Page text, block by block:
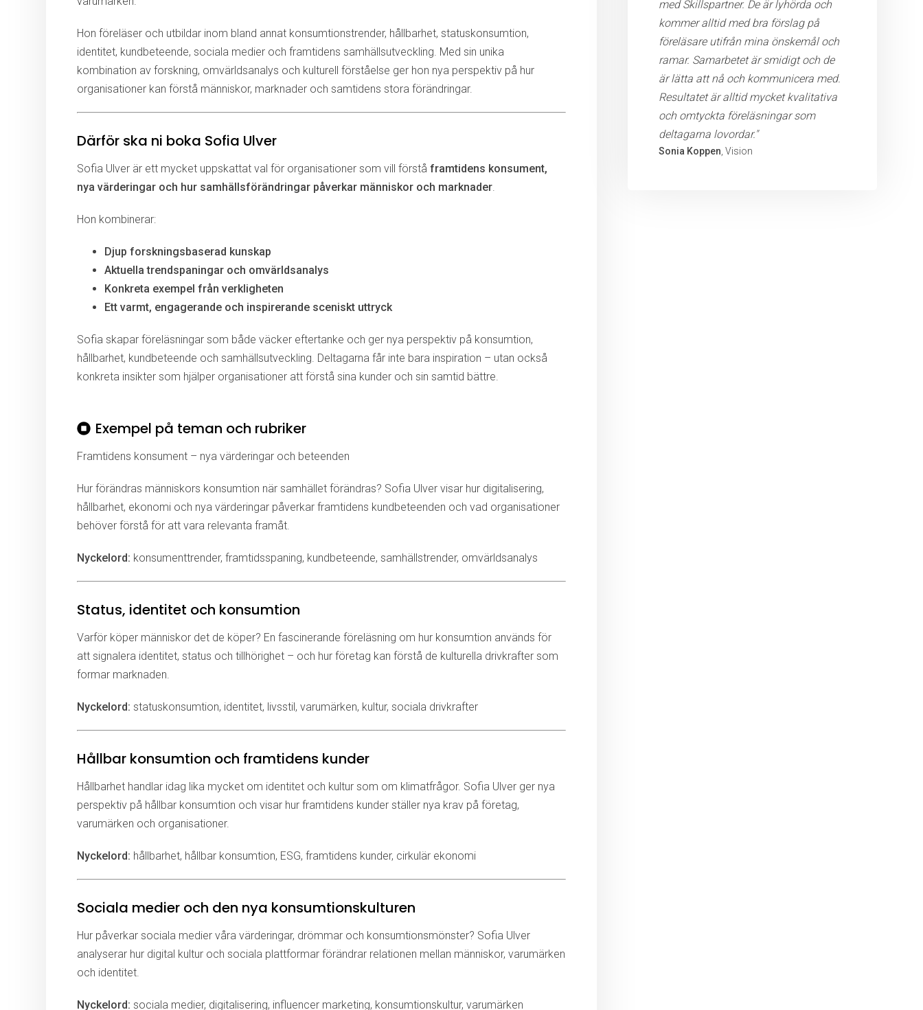
Hon föreläser och utbildar inom bland annat konsumtionstrender, hållbarhet, statuskonsumtion,
identitet, kundbeteende, sociala medier och framtidens samhällsutveckling. Med sin unika
kombination av forskning, omvärldsanalys och kulturell förståelse ger hon nya perspektiv på hur
organisationer kan förstå människor, marknader och samtidens stora förändringar.
Därför ska ni boka Sofia Ulver
Sofia Ulver är ett mycket uppskattat val för organisationer som vill förstå framtidens konsument,
nya värderingar och hur samhällsförändringar påverkar människor och marknader.
Hon kombinerar:
Djup forskningsbaserad kunskap
Aktuella trendspaningar och omvärldsanalys
Konkreta exempel från verkligheten
Ett varmt, engagerande och inspirerande sceniskt uttryck
Sofia skapar föreläsningar som både väcker eftertanke och ger nya perspektiv på konsumtion,
hållbarhet, kundbeteende och samhällsutveckling. Deltagarna får inte bara inspiration – utan också
konkreta insikter som hjälper organisationer att förstå sina kunder och sin samtid bättre.
Exempel på teman och rubriker
Framtidens konsument – nya värderingar och beteenden
Hur förändras människors konsumtion när samhället förändras? Sofia Ulver visar hur digitalisering,
hållbarhet, ekonomi och nya värderingar påverkar framtidens kundbeteenden och vad organisationer
behöver förstå för att vara relevanta framåt.
Nyckelord: konsumenttrender, framtidsspaning, kundbeteende, samhällstrender, omvärldsanalys
Status, identitet och konsumtion
Varför köper människor det de köper? En fascinerande föreläsning om hur konsumtion används för
att signalera identitet, status och tillhörighet – och hur företag kan förstå de kulturella drivkrafter som
formar marknaden.
Nyckelord: statuskonsumtion, identitet, livsstil, varumärken, kultur, sociala drivkrafter
Hållbar konsumtion och framtidens kunder
Hållbarhet handlar idag lika mycket om identitet och kultur som om klimatfrågor. Sofia Ulver ger nya
perspektiv på hållbar konsumtion och visar hur framtidens kunder ställer nya krav på företag,
varumärken och organisationer.
Nyckelord: hållbarhet, hållbar konsumtion, ESG, framtidens kunder, cirkulär ekonomi
Sociala medier och den nya konsumtionskulturen
Hur påverkar sociala medier våra värderingar, drömmar och konsumtionsmönster? Sofia Ulver
analyserar hur digital kultur och sociala plattformar förändrar relationen mellan människor, varumärken
och identitet.
Nyckelord: sociala medier, digitalisering, influencer marketing, konsumtionskultur, varumärken
med Skillspartner. De är lyhörda och
kommer alltid med bra förslag på
föreläsare utifrån mina önskemål och
ramar. Samarbetet är smidigt och de
är lätta att nå och kommunicera med.
Resultatet är alltid mycket kvalitativa
och omtyckta föreläsningar som
deltagarna lovordar."
Sonia Koppen , Vision